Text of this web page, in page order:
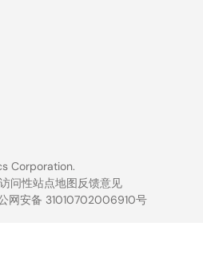
Corporation.
问性站点地图反馈意见
网安备 31010702006910号